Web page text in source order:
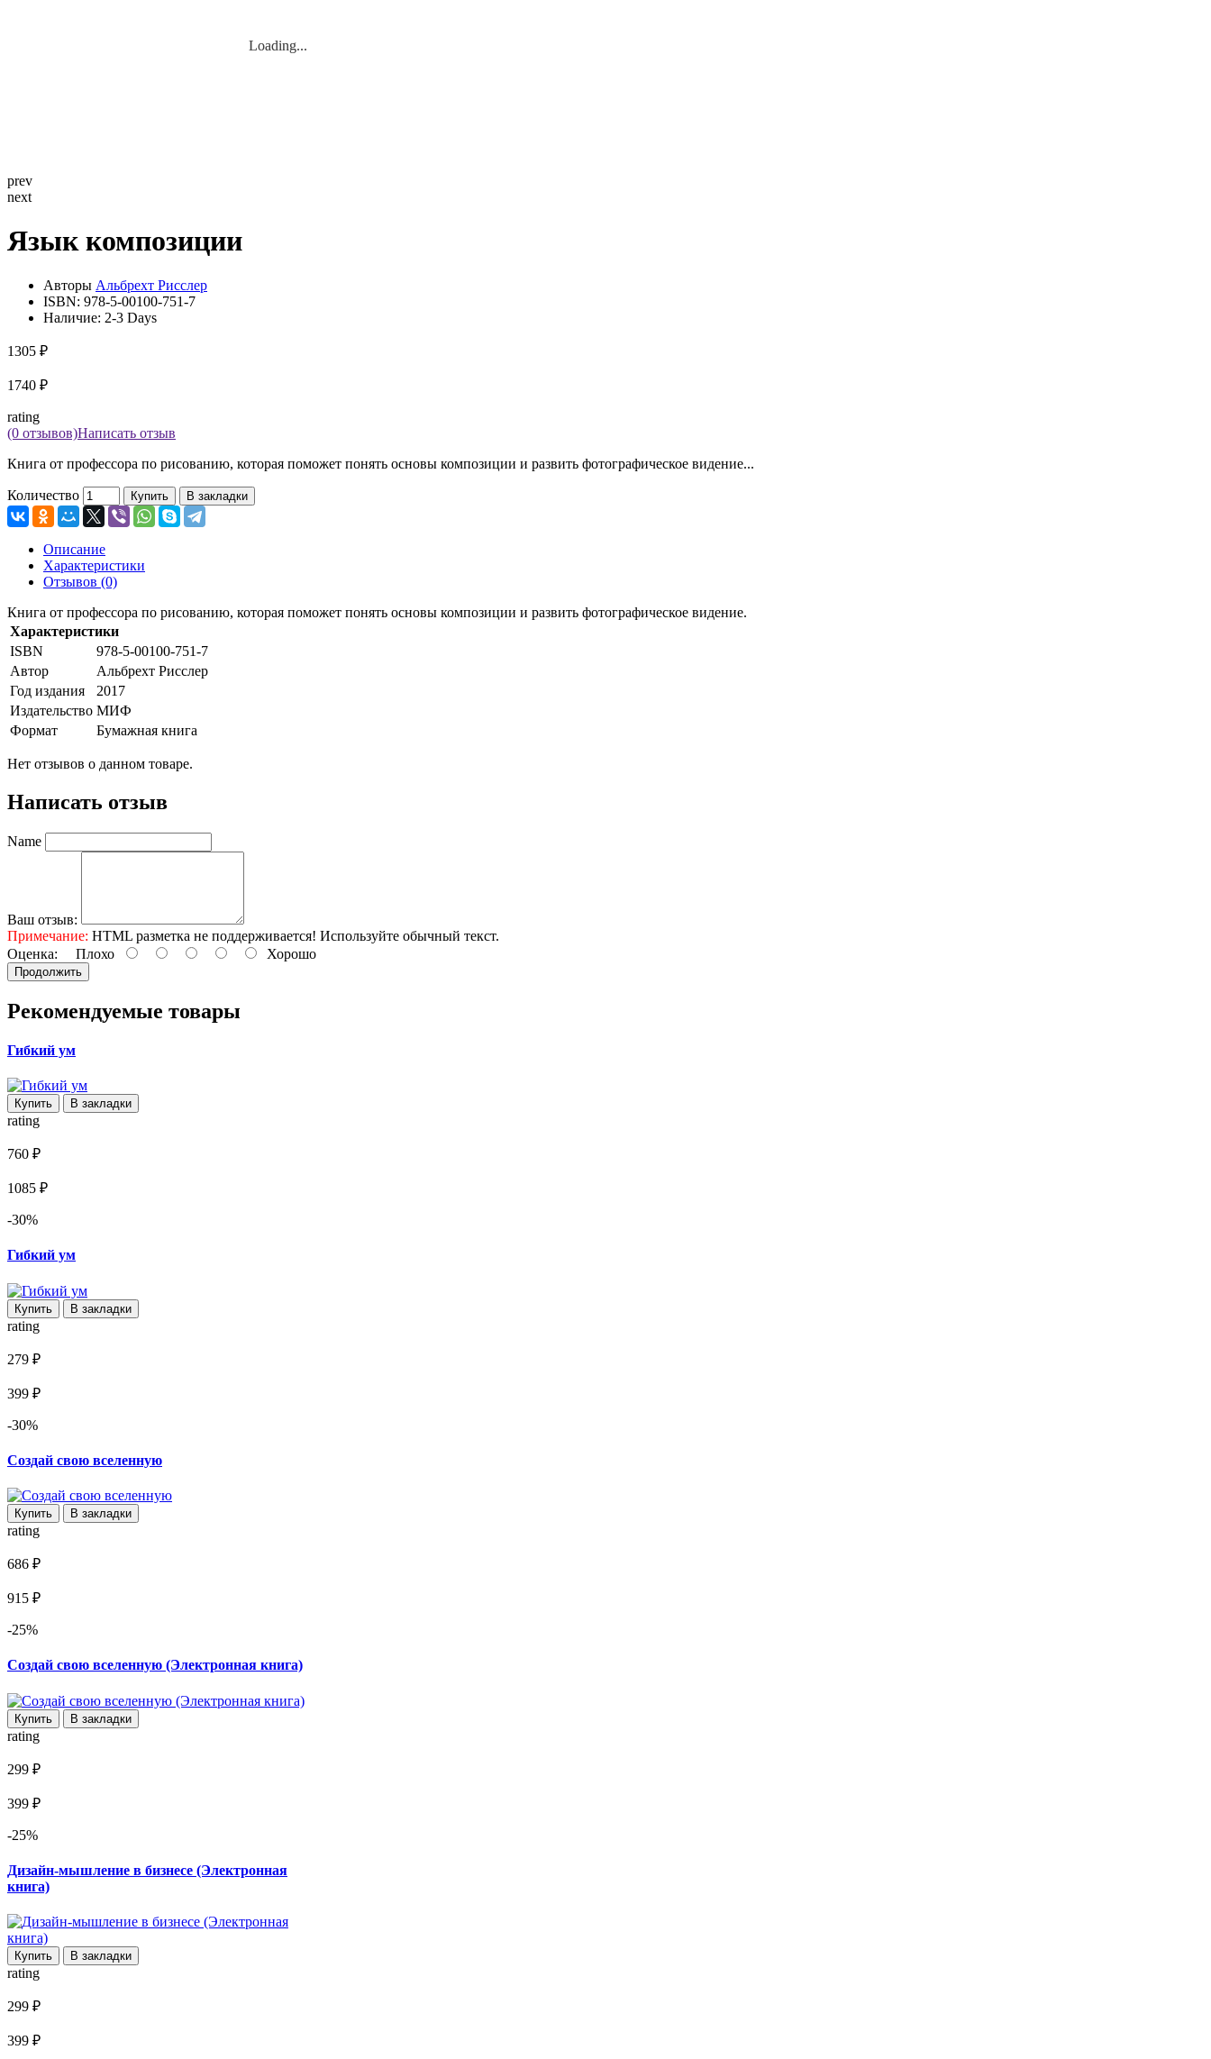
Loading...
Loading...
prev
next
Язык композиции
Авторы Альбрехт Рисслер
ISBN: 978-5-00100-751-7
Наличие: 2-3 Days
1305 ₽
1740 ₽
rating
(0 отзывов)Написать отзыв
Книга от профессора по рисованию, которая поможет понять основы композиции и развить фотографическое видение...
Количество Купить В закладки
Описание
Характеристики
Отзывов (0)
Книга от профессора по рисованию, которая поможет понять основы композиции и развить фотографическое видение.
Характеристики
ISBN
978-5-00100-751-7
Автор
Альбрехт Рисслер
Год издания
2017
Издательство МИФ
Формат
Бумажная книга
Нет отзывов о данном товаре.
Написать отзыв
Name
Ваш отзыв:
Примечание: HTML разметка не поддерживается! Используйте обычный текст.
Оценка: Плохо Хорошо
Продолжить
Рекомендуемые товары
Гибкий ум
Купить В закладки
rating
760 ₽
1085 ₽
-30%
Гибкий ум
Купить В закладки
rating
279 ₽
399 ₽
-30%
Создай свою вселенную
Купить В закладки
rating
686 ₽
915 ₽
-25%
Создай свою вселенную (Электронная книга)
Купить В закладки
rating
299 ₽
399 ₽
-25%
Дизайн-мышление в бизнесе (Электронная
книга)
Купить В закладки
rating
299 ₽
399 ₽